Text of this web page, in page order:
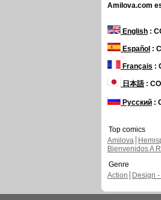
Amilova.com
English :
Español :
Français :
日本語:
Русский :
Top comics
Amilova
Bienvenidos A
Genre
Action
Design